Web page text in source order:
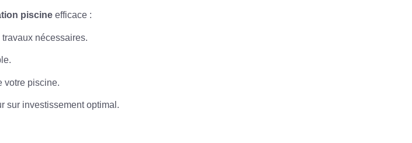
piscine efficace :
nécessaires.
votre piscine.
sur investissement optimal.